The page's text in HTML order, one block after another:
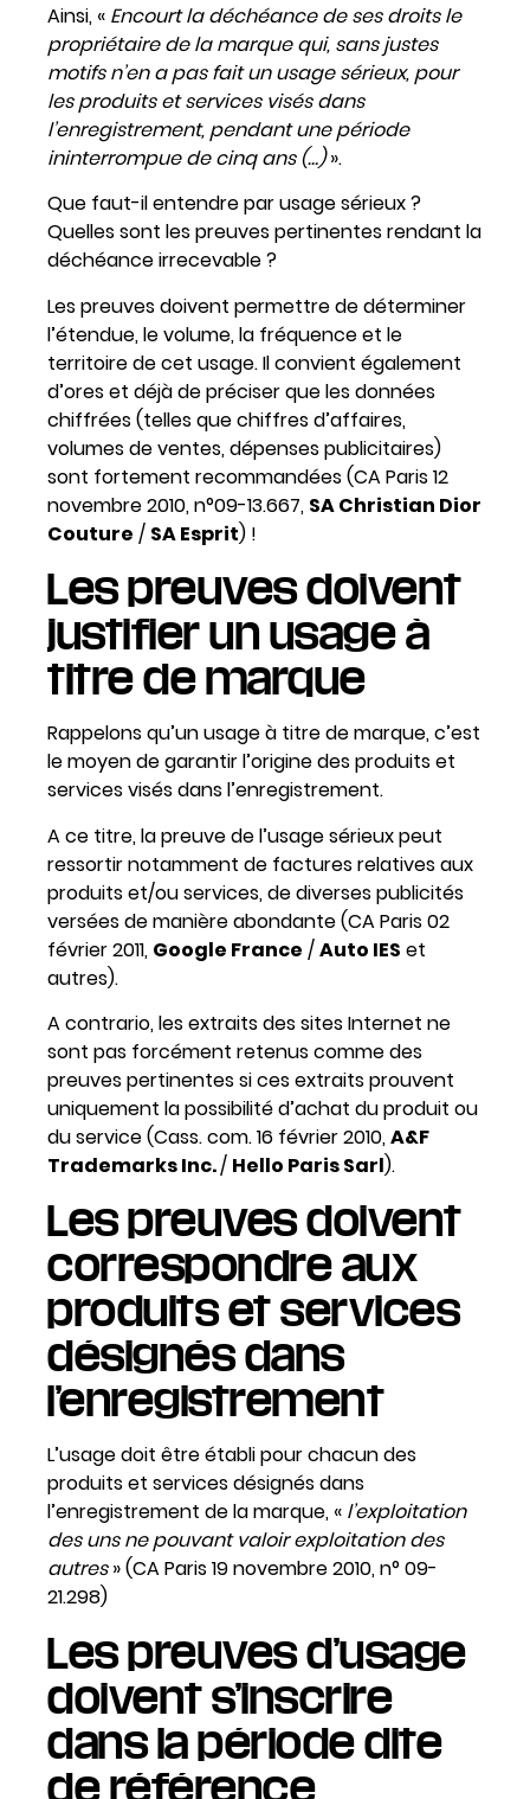
Ainsi, « Encourt la déchéance de ses droits le
propriétaire de la marque qui, sans justes
motifs n’en a pas fait un usage sérieux, pour
les produits et services visés dans
l’enregistrement, pendant une période
ininterrompue de cinq ans (…)».
Que faut-il entendre par usage sérieux ?
Quelles sont les preuves pertinentes rendant la
déchéance irrecevable ?
Les preuves doivent permettre de déterminer
l’étendue, le volume, la fréquence et le
territoire de cet usage. Il convient également
d’ores et déjà de préciser que les données
chiffrées (telles que chiffres d’affaires,
volumes de ventes, dépenses publicitaires)
sont fortement recommandées (CA Paris 12
novembre 2010, n°09-13.667, SA Christian Dior
Couture / SA Esprit) !
Les preuves doivent
justifier un usage à
titre de marque
Rappelons qu’un usage à titre de marque, c’est
le moyen de garantir l’origine des produits et
services visés dans l’enregistrement.
A ce titre, la preuve de l’usage sérieux peut
ressortir notamment de factures relatives aux
produits et/ou services, de diverses publicités
versées de manière abondante (CA Paris 02
février 2011, Google France /Auto IES et
autres).
A contrario, les extraits des sites Internet ne
sont pas forcément retenus comme des
preuves pertinentes si ces extraits prouvent
uniquement la possibilité d’achat du produit ou
du service (Cass. com. 16 février 2010,A&F
Trademarks Inc./ Hello Paris Sarl).
Les preuves doivent
correspondre aux
produits et services
désignés dans
l’enregistrement
L’usage doit être établi pour chacun des
produits et services désignés dans
l’enregistrement de la marque, « l’exploitation
des uns ne pouvant valoir exploitation des
autres» (CA Paris 19 novembre 2010, n° 09-
21.298)
Les preuves d’usage
doivent s’inscrire
dans la période dite
de référence